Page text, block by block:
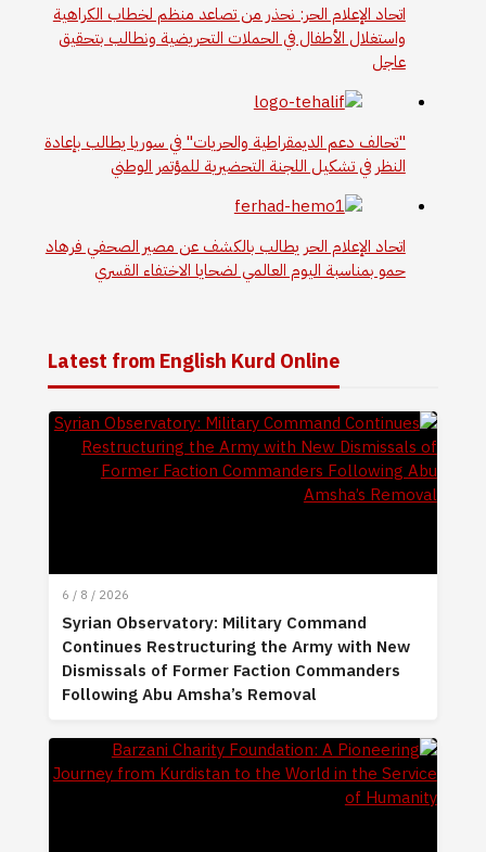
اتحاد الإعلام الحر: نحذر من تصاعد منظم لخطاب الكراهية
واستغلال الأطفال في الحملات التحريضية ونطالب بتحقيق
عاجل
"تحالف دعم الديمقراطية والحريات" في سوريا يطالب بإعادة
النظر في تشكيل اللجنة التحضيرية للمؤتمر الوطني
اتحاد الإعلام الحر يطالب بالكشف عن مصير الصحفي فرهاد
حمو بمناسبة اليوم العالمي لضحايا الاختفاء القسري
Latest from English Kurd Online
6 / 8 / 2026
Syrian Observatory: Military Command
Continues Restructuring the Army with New
Dismissals of Former Faction Commanders
Following Abu Amsha’s Removal